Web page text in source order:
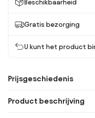
Beschikbaarheid
Gratis bezorging
U kunt het product
Prijsgeschiedenis
Product beschrijving